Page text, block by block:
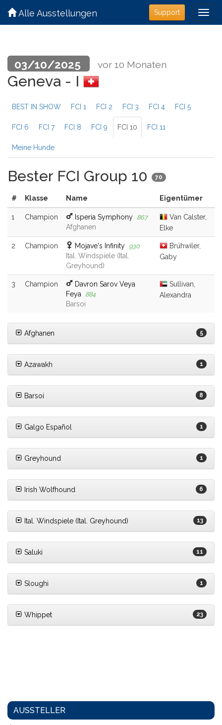
Support
Alle Ausstellungen
03/10/2025 vor 10 Monaten
Geneva - I
BEST IN SHOW FCI 1 FCI 2 FCI 3 FCI 4 FCI 5
FCI 6 FCI 7 FCI 8 FCI 9 FCI 10 FCI 11
Meine Hunde
Bester FCI Group 10 70
# Klasse Name Eigentümer
1 Champion Isperia Symphony 867
Afghanen
Van Calster,
Elke
2 Champion Mojave's Infinity 930
Ital. Windspiele (Ital.
Greyhound)
Brühwiler,
Gaby
3 Champion
Davron Sarov Veya
Feya 884
Barsoi
Sullivan,
Alexandra
Afghanen 5
Azawakh 1
Barsoi 8
Galgo Español 1
Greyhound 1
Irish Wolfhound 6
Ital. Windspiele (Ital. Greyhound) 13
Saluki 11
Sloughi 1
Whippet 23
AUSSTELLER